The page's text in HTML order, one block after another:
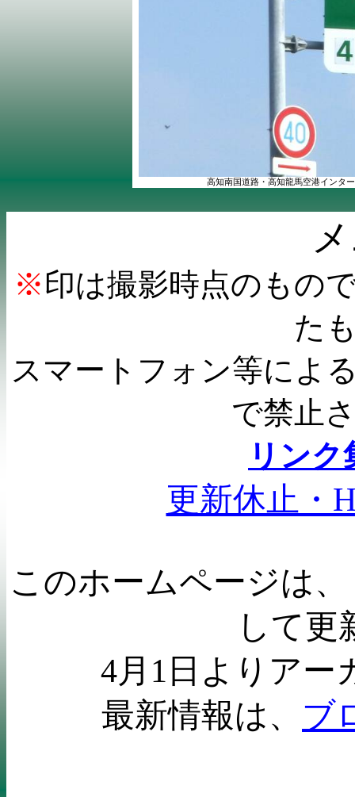
高知南国道路・高知龍馬空港インタ
※印は撮影時点のもの
た
スマートフォン等によ
で禁止
リンク
更新休止・
このホームページは
して更
4月 1 日よりアー
最新情報は、 ブ